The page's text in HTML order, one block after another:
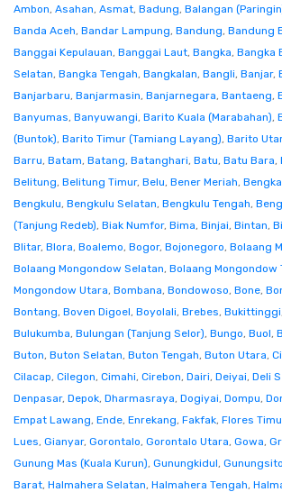
Ambon, Asahan, Asmat, Badung, Balangan
Banda Aceh, Bandar Lampung, Bandung, Bandung
Banggai Kepulauan, Banggai Laut, Bangka, Bangka
Selatan, Bangka Tengah, Bangkalan, Bangli, Banjar,
Banjarbaru, Banjarmasin, Banjarnegara, Bantaeng,
Banyumas, Banyuwangi, Barito Kuala (Marabahan),
(Buntok), Barito Timur (Tamiang Layang), Barito
Barru, Batam, Batang, Batanghari, Batu, Batu Bara,
Belitung, Belitung Timur, Belu, Bener Meriah,
Bengkulu, Bengkulu Selatan, Bengkulu Tengah,
(Tanjung Redeb), Biak Numfor, Bima, Binjai, Bintan,
Blitar, Blora, Boalemo, Bogor, Bojonegoro, Bolaang
Bolaang Mongondow Selatan, Bolaang Mongondow
Mongondow Utara, Bombana, Bondowoso, Bone,
Bontang, Boven Digoel, Boyolali, Brebes, Bukittinggi
Bulukumba, Bulungan (Tanjung Selor), Bungo, Buol,
Buton, Buton Selatan, Buton Tengah, Buton Utara,
Cilacap, Cilegon, Cimahi, Cirebon, Dairi, Deiyai, Deli
Denpasar, Depok, Dharmasraya, Dogiyai, Dompu,
Empat Lawang, Ende, Enrekang, Fakfak, Flores
Lues, Gianyar, Gorontalo, Gorontalo Utara, Gowa,
Gunung Mas (Kuala Kurun), Gunungkidul,
Barat, Halmahera Selatan, Halmahera Tengah,